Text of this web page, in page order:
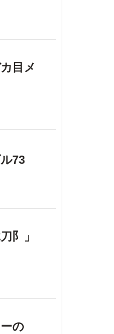
目メ
73
阝」
の